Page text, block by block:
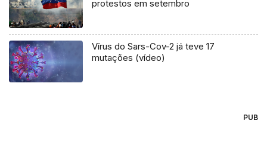
protestos em setembro
Vírus do Sars-Cov-2 já teve 17
mutações (vídeo)
PUB